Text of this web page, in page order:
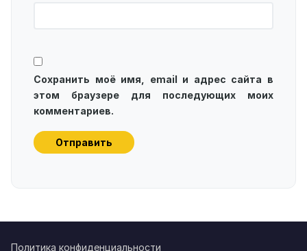
Сохранить моё имя, email и адрес сайта в
этом браузере для последующих моих
комментариев.
Политика конфиденциальности